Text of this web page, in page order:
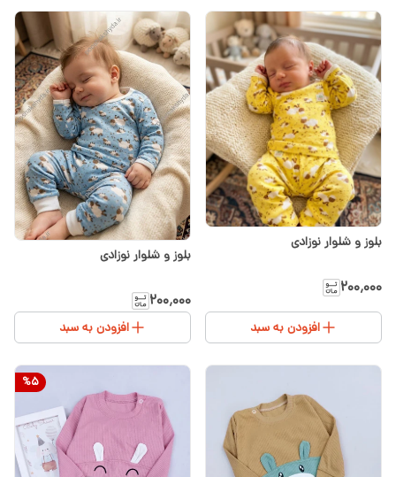
بلوز و شلوار نوزادی
۲۰۰٬۰۰۰
افزودن به سبد
بلوز و شلوار نوزادی
۲۰۰٬۰۰۰
افزودن به سبد
%5